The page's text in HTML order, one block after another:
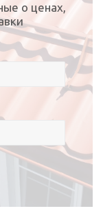
о ценах,